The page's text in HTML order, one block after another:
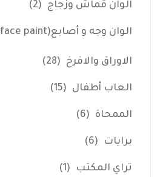
الوان قماش وزجاج (2)
الوان وجه و أصابع(finger &face paint)
الاوراق والافرخ (28)
العاب أطفال (15)
الممحاة (6)
برايات (6)
تراي المكتب (1)